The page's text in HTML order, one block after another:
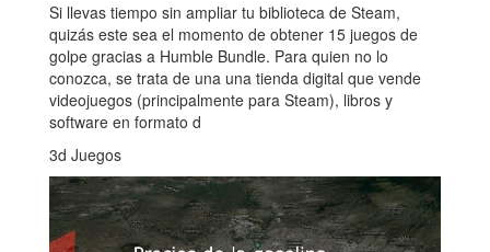
Si llevas tiempo sin ampliar tu biblioteca de Steam,
quizás este sea el momento de obtener 15 juegos de
golpe gracias a Humble Bundle. Para quien no lo
conozca, se trata de una una tienda digital que vende
videojuegos (principalmente para Steam), libros y
software en formato d
3d Juegos